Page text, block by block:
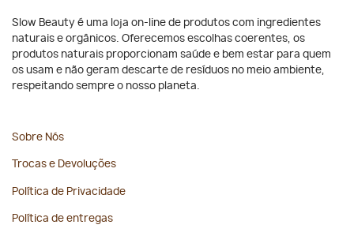
Slow Beauty é uma loja on-line de produtos com ingredientes
naturais e orgânicos. Oferecemos escolhas coerentes, os
produtos naturais proporcionam saúde e bem estar para quem
os usam e não geram descarte de resíduos no meio ambiente,
respeitando sempre o nosso planeta.
Sobre Nós
Trocas e Devoluções
Política de Privacidade
Política de entregas